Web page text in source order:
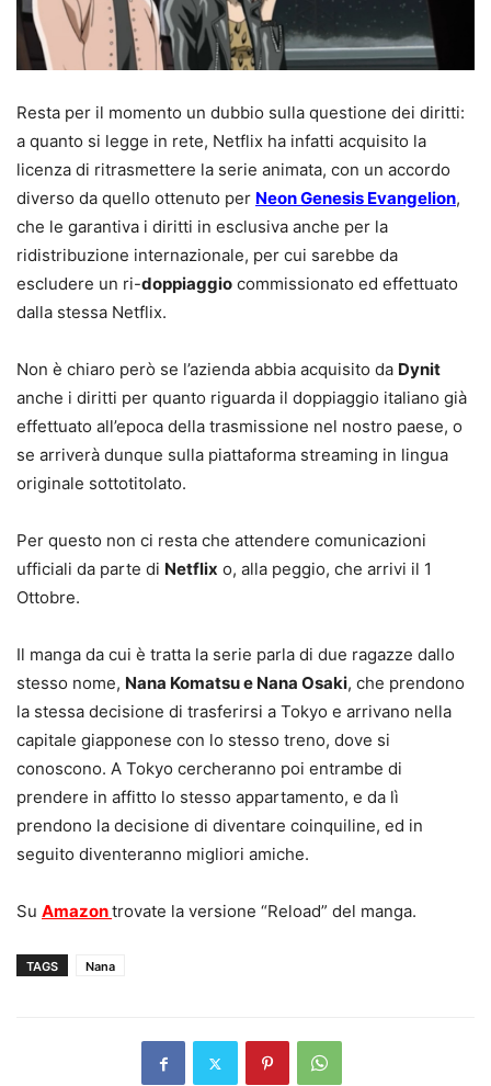
Resta per il momento un dubbio sulla questione dei diritti:
a quanto si legge in rete, Netflix ha infatti acquisito la
licenza di ritrasmettere la serie animata, con un accordo
diverso da quello ottenuto per Neon Genesis Evangelion,
che le garantiva i diritti in esclusiva anche per la
ridistribuzione internazionale, per cui sarebbe da
escludere un ri-doppiaggio commissionato ed effettuato
dalla stessa Netflix.
Non è chiaro però se l’azienda abbia acquisito da Dynit
anche i diritti per quanto riguarda il doppiaggio italiano già
effettuato all’epoca della trasmissione nel nostro paese, o
se arriverà dunque sulla piattaforma streaming in lingua
originale sottotitolato.
Per questo non ci resta che attendere comunicazioni
ufficiali da parte di Netflix o, alla peggio, che arrivi il 1
Ottobre.
Il manga da cui è tratta la serie parla di due ragazze dallo
stesso nome, Nana Komatsu e Nana Osaki, che prendono
la stessa decisione di trasferirsi a Tokyo e arrivano nella
capitale giapponese con lo stesso treno, dove si
conoscono. A Tokyo cercheranno poi entrambe di
prendere in affitto lo stesso appartamento, e da lì
prendono la decisione di diventare coinquiline, ed in
seguito diventeranno migliori amiche.
Su Amazontrovate la versione “Reload” del manga.
TAGS Nana